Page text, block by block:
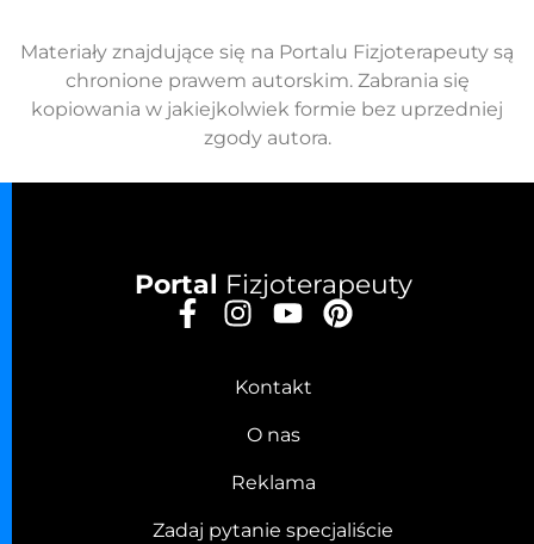
Materiały znajdujące się na Portalu Fizjoterapeuty są
chronione prawem autorskim. Zabrania się
kopiowania w jakiejkolwiek formie bez uprzedniej
zgody autora.
Portal Fizjoterapeuty
Kontakt
O nas
Reklama
Zadaj pytanie specjaliście